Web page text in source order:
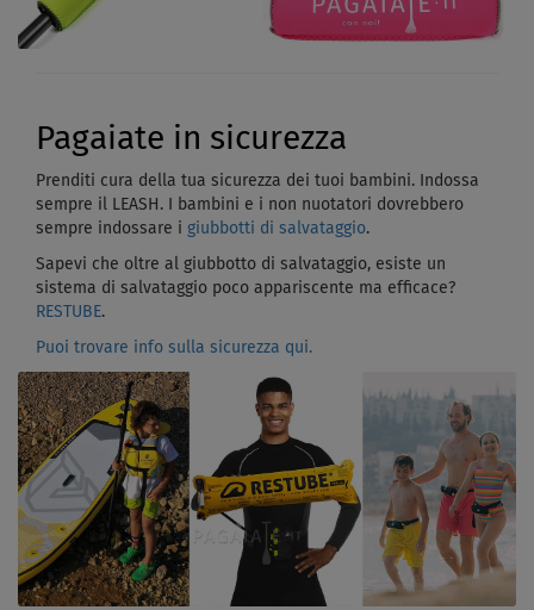
Pagaiate in sicurezza
Prenditi cura della tua sicurezza dei tuoi bambini. Indossa
sempre il LEASH. I bambini e i non nuotatori dovrebbero
sempre indossare i giubbotti di salvataggio.
Sapevi che oltre al giubbotto di salvataggio, esiste un
sistema di salvataggio poco appariscente ma efficace?
RESTUBE.
Puoi trovare info sulla sicurezza qui.